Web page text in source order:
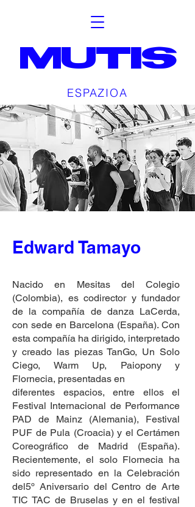
MUTIS
ESPAZIOA
Edward Tamayo
Nacido en Mesitas del Colegio
(Colombia), es codirector y fundador
de la compañía de danza LaCerda,
con sede en Barcelona (España). Con
esta compañía ha dirigido, interpretado
y creado las piezas TanGo, Un Solo
Ciego, Warm Up, Paiopony y
Flornecia, presentadas en
diferentes espacios, entre ellos el
Festival Internacional de Performance
PAD de Mainz (Alemania), Festival
PUF de Pula (Croacia) y el Certámen
Coreográfico de Madrid (España).
Recientemente, el solo Flornecia ha
sido representado en la Celebración
del5º Aniversario del Centro de Arte
TIC TAC de Bruselas y en el festival